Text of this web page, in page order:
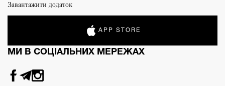
Завантажити додаток
APP STORE
МИ В СОЦІАЛЬНИХ МЕРЕЖАХ